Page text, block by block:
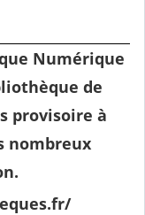
Numérique
de
provisoire à
nombreux